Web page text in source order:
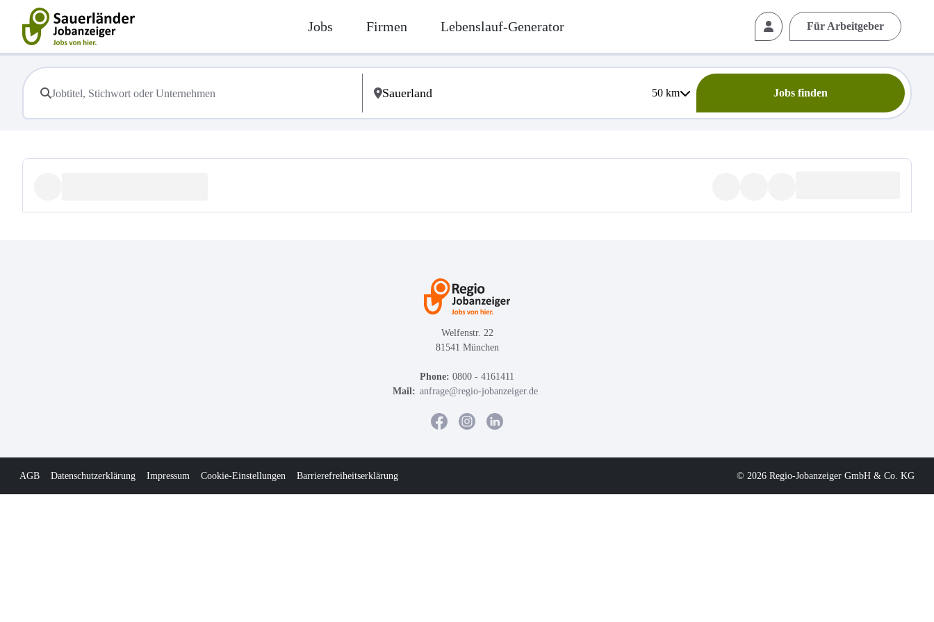
Jobs Firmen Lebenslauf-Generator Für Arbeitgeber
50km Jobs finden
Welfenstr. 22
81541 München
Phone: 0800 - 4161411
Mail: anfrage@regio-jobanzeiger.de
AGB Datenschutzerklärung Impressum Cookie-Einstellungen Barrierefreiheitserklärung © 2026 Regio-Jobanzeiger GmbH & Co. KG